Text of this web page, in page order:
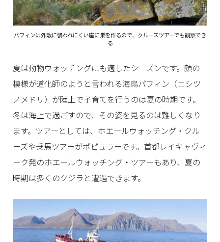
パフィンは外敵に襲われにくい崖に巣を作るので、クルーズツアーでも観察でき
る
夏は動物ウォッチングにも適したシーズンです。顔の
模様が道化師のようと言われる海鳥パフィン（ニシツ
ノメドリ）が陸上で子育てを行うのは夏の時期です。
冬は海上で過ごすので、その姿を見るのは難しくなり
ます。ツアーとしては、ホエールウォッチング・クル
ーズや乗馬ツアーがポピュラーです。首都レイキャヴィ
ーク発のホエールウォッチング・ツアーもあり、夏の
時期は多くのクジラと遭遇できます。